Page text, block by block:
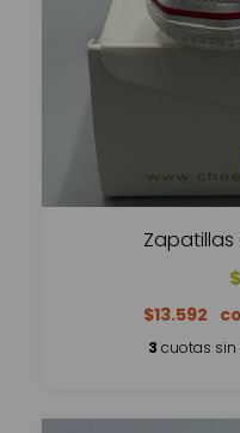
Zapatillas
$13.592
3 cuotas sin